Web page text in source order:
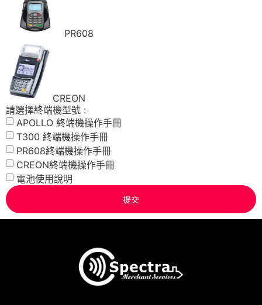
PR608
CREON
請選擇終端機型號 :
APOLLO 終端機操作手冊
T300 終端機操作手冊
PR608終端機操作手冊
CREON終端機操作手冊
電池使用說明
提交